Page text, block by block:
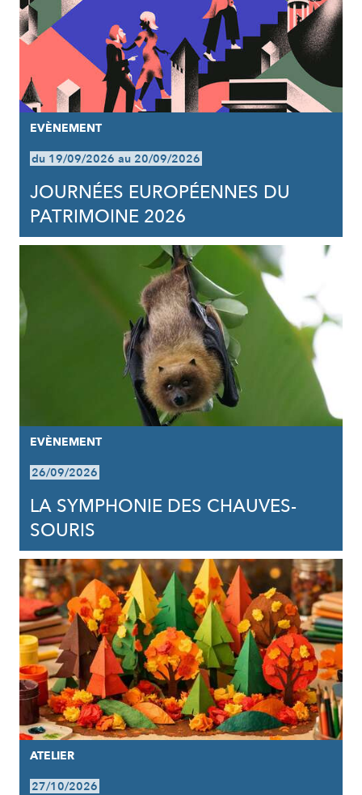
EVÈNEMENT
du 19/09/2026 au 20/09/2026
JOURNÉES EUROPÉENNES DU
PATRIMOINE 2026
EVÈNEMENT
26/09/2026
LA SYMPHONIE DES CHAUVES-
SOURIS
ATELIER
27/10/2026